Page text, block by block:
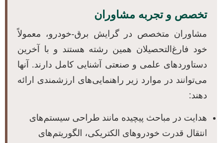
تخصص و تجربه مشاوران
مشاوران متخصص در گرایش برق-خودرو، معمولاً
خود فارغ‌التحصیلان همین رشته هستند و با آخرین
دستاوردهای علمی و صنعتی آشنایی کامل دارند. آنها
می‌توانند در موارد زیر راهنمایی‌های ارزشمندی ارائه
دهند:
هدایت در مباحث پیچیده مانند طراحی سیستم‌های
انتقال قدرت خودروهای الکتریکی، الگوریتم‌های